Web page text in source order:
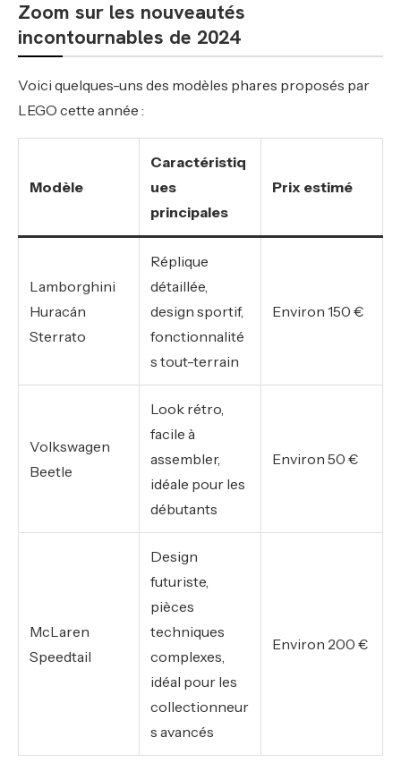
Zoom sur les nouveautés
incontournables de 2024
Voici quelques-uns des modèles phares proposés par
LEGO cette année :
Modèle
Caractéristiq
ues
principales
Prix estimé
Lamborghini
Huracán
Sterrato
Réplique
détaillée,
design sportif,
fonctionnalité
s tout-terrain
Environ 150 €
Volkswagen
Beetle
Look rétro,
facile à
assembler,
idéale pour les
débutants
Environ 50 €
McLaren
Speedtail
Design
futuriste,
pièces
techniques
complexes,
idéal pour les
collectionneur
s avancés
Environ 200 €